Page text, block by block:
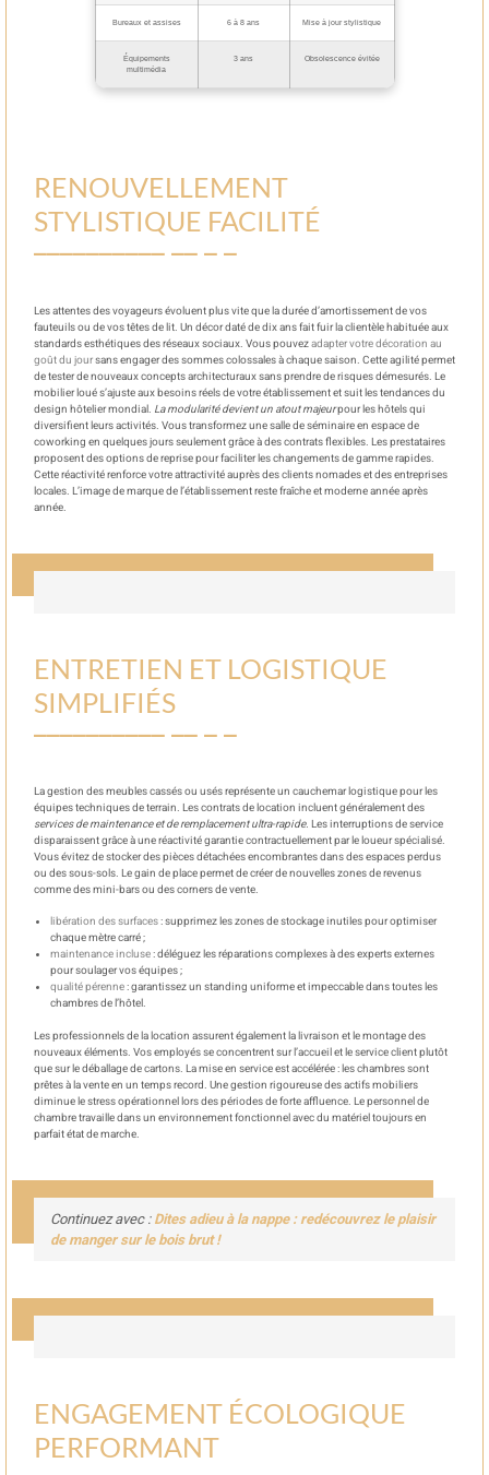
Bureaux et assises 6 à 8 ans Mise à jour stylistique
Équipements
multimédia
3 ans Obsolescence évitée
RENOUVELLEMENT
STYLISTIQUE FACILITÉ
Les attentes des voyageurs évoluent plus vite que la durée d’amortissement de vos
fauteuils ou de vos têtes de lit. Un décor daté de dix ans fait fuir la clientèle habituée aux
standards esthétiques des réseaux sociaux. Vous pouvezadapter votre décoration au
goût du joursans engager des sommes colossales à chaque saison. Cette agilité permet
de tester de nouveaux concepts architecturaux sans prendre de risques démesurés. Le
mobilier loué s’ajuste aux besoins réels de votre établissement et suit les tendances du
design hôtelier mondial. La modularité devient un atout majeurpour les hôtels qui
diversifient leurs activités. Vous transformez une salle de séminaire en espace de
coworking en quelques jours seulement grâce à des contrats flexibles. Les prestataires
proposent des options de reprise pour faciliter les changements de gamme rapides.
Cette réactivité renforce votre attractivité auprès des clients nomades et des entreprises
locales. L’image de marque de l’établissement reste fraîche et moderne année après
année.
ENTRETIEN ET LOGISTIQUE
SIMPLIFIÉS
La gestion des meubles cassés ou usés représente un cauchemar logistique pour les
équipes techniques de terrain. Les contrats de location incluent généralement des
services de maintenance et de remplacement ultra-rapide. Les interruptions de service
disparaissent grâce à une réactivité garantie contractuellement par le loueur spécialisé.
Vous évitez de stocker des pièces détachées encombrantes dans des espaces perdus
ou des sous-sols. Le gain de place permet de créer de nouvelles zones de revenus
comme des mini-bars ou des corners de vente.
libération des surfaces: supprimez les zones de stockage inutiles pour optimiser
chaque mètre carré ;
maintenance incluse: déléguez les réparations complexes à des experts externes
pour soulager vos équipes ;
qualité pérenne: garantissez un standing uniforme et impeccable dans toutes les
chambres de l’hôtel.
Les professionnels de la location assurent également la livraison et le montage des
nouveaux éléments. Vos employés se concentrent sur l’accueil et le service client plutôt
que sur le déballage de cartons. La mise en service est accélérée : les chambres sont
prêtes à la vente en un temps record. Une gestion rigoureuse des actifs mobiliers
diminue le stress opérationnel lors des périodes de forte affluence. Le personnel de
chambre travaille dans un environnement fonctionnel avec du matériel toujours en
parfait état de marche.
Continuez avec :Dites adieu à la nappe : redécouvrez le plaisir
de manger sur le bois brut !
ENGAGEMENT ÉCOLOGIQUE
PERFORMANT